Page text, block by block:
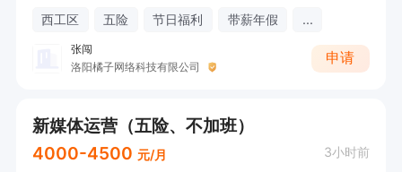
西工区 五险 节日福利 带薪年假 ...
张闯
洛阳橘子网络科技有限公司
申请
新媒体运营（五险、不加班）
4000-4500 元/月 3小时前